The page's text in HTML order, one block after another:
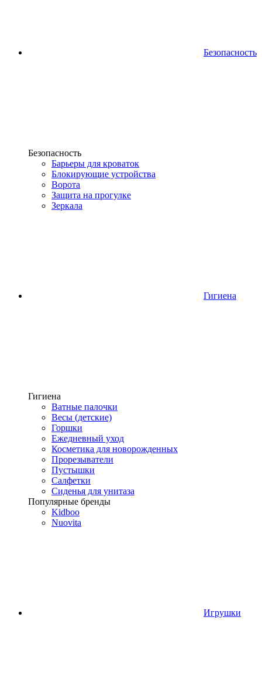
Безопасность
Безопасность
Барьеры для кроваток
Блокирующие устройства
Ворота
Защита на прогулке
Зеркала
Гигиена
Гигиена
Ватные палочки
Весы (детские)
Горшки
Ежедневный уход
Косметика для новорожденных
Прорезыватели
Пустышки
Салфетки
Сиденья для унитаза
Популярные бренды
Kidboo
Nuovita
Игрушки